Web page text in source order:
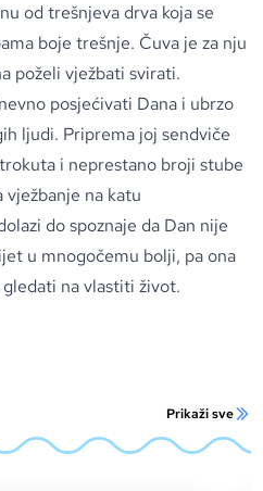
od trešnjeva drva koja se
boje trešnje. Čuva je za nju
poželi vježbati svirati.
posjećivati Dana i ubrzo
ljudi. Priprema joj sendviče
i neprestano broji stube
vježbanje na katu
do spoznaje da Dan nije
u mnogočemu bolji, pa ona
na vlastiti život.
Prikaži sve